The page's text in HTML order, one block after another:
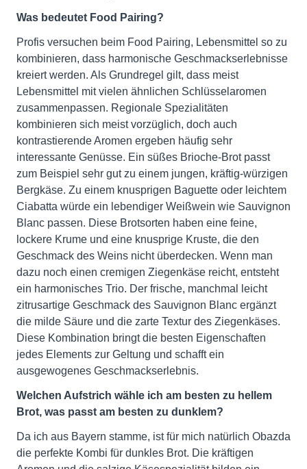
Was bedeutet Food Pairing?
Profis versuchen beim Food Pairing, Lebensmittel so zu
kombinieren, dass harmonische Geschmackserlebnisse
kreiert werden. Als Grundregel gilt, dass meist
Lebensmittel mit vielen ähnlichen Schlüsselaromen
zusammenpassen. Regionale Spezialitäten
kombinieren sich meist vorzüglich, doch auch
kontrastierende Aromen ergeben häufig sehr
interessante Genüsse. Ein süßes Brioche-Brot passt
zum Beispiel sehr gut zu einem jungen, kräftig-würzigen
Bergkäse. Zu einem knusprigen Baguette oder leichtem
Ciabatta würde ein lebendiger Weißwein wie Sauvignon
Blanc passen. Diese Brotsorten haben eine feine,
lockere Krume und eine knusprige Kruste, die den
Geschmack des Weins nicht überdecken. Wenn man
dazu noch einen cremigen Ziegenkäse reicht, entsteht
ein harmonisches Trio. Der frische, manchmal leicht
zitrusartige Geschmack des Sauvignon Blanc ergänzt
die milde Säure und die zarte Textur des Ziegenkäses.
Diese Kombination bringt die besten Eigenschaften
jedes Elements zur Geltung und schafft ein
ausgewogenes Geschmackserlebnis.
Welchen Aufstrich wähle ich am besten zu hellem
Brot, was passt am besten zu dunklem?
Da ich aus Bayern stamme, ist für mich natürlich Obazda
die perfekte Kombi für dunkles Brot. Die kräftigen